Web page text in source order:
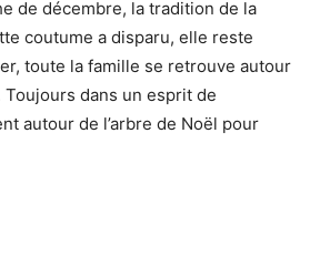
de décembre, la tradition de la
coutume a disparu, elle reste
toute la famille se retrouve autour
dans un esprit de
autour de l’arbre de Noël pour